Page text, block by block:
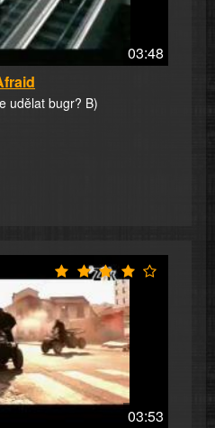
03:48
udělat bugr? B)
03:53